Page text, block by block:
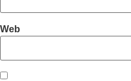
Web